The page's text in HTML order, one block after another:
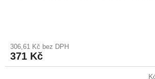
306,61 Kč bez DPH
371 Kč